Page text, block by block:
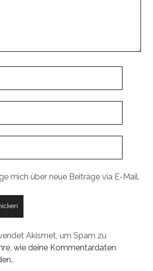
mich über neue Beiträge via E-Mail.
Akismet, um Spam zu
wie deine Kommentardaten
.